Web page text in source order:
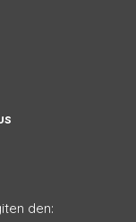
den: